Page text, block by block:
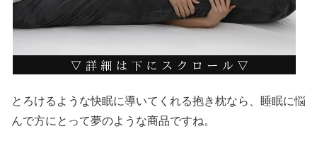
とろけるような快眠に導いてくれる抱き枕なら、睡眠に悩
んで方にとって夢のような商品ですね。